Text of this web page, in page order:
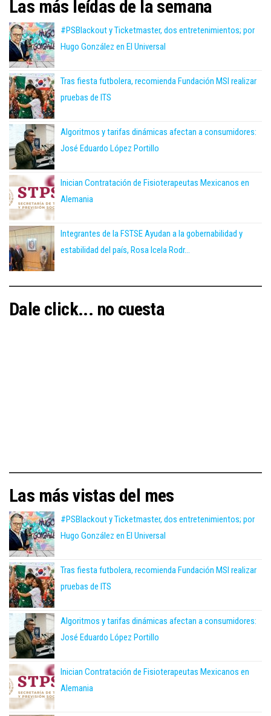
Las más leídas de la semana
#PSBlackout y Ticketmaster, dos entretenimientos; por
Hugo González en El Universal
Tras fiesta futbolera, recomienda Fundación MSI realizar
pruebas de ITS
Algoritmos y tarifas dinámicas afectan a consumidores:
José Eduardo López Portillo
Inician Contratación de Fisioterapeutas Mexicanos en
Alemania
Integrantes de la FSTSE Ayudan a la gobernabilidad y
estabilidad del país, Rosa Icela Rodr...
Dale click... no cuesta
Las más vistas del mes
#PSBlackout y Ticketmaster, dos entretenimientos; por
Hugo González en El Universal
Tras fiesta futbolera, recomienda Fundación MSI realizar
pruebas de ITS
Algoritmos y tarifas dinámicas afectan a consumidores:
José Eduardo López Portillo
Inician Contratación de Fisioterapeutas Mexicanos en
Alemania